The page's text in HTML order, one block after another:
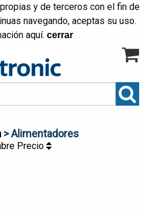
y de terceros con el fin de
navegando, aceptas su uso.
aquí. cerrar
> Alimentadores
Precio